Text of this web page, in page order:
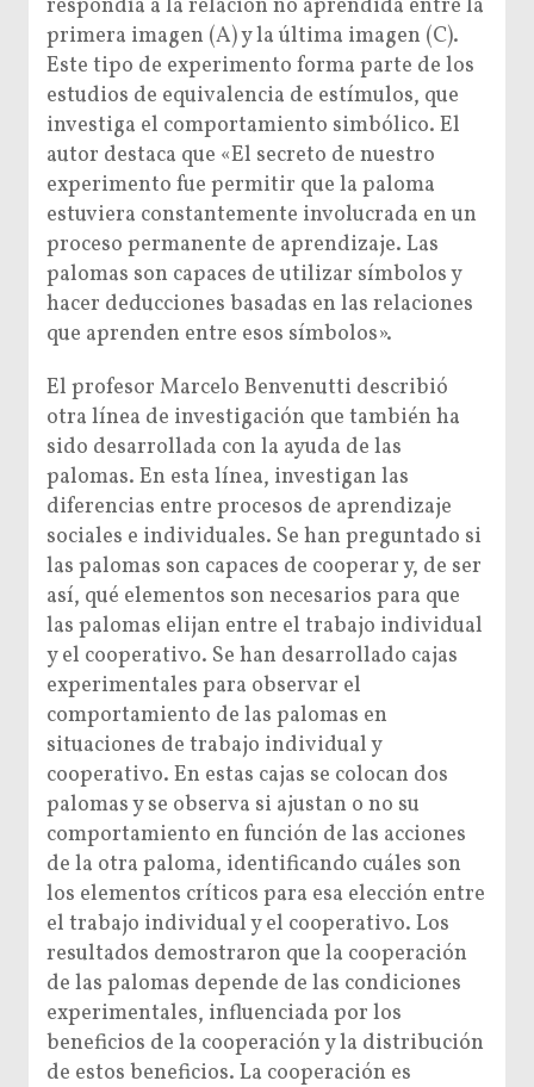
respondía a la relación no aprendida entre la
primera imagen (A) y la última imagen (C).
Este tipo de experimento forma parte de los
estudios de equivalencia de estímulos, que
investiga el comportamiento simbólico. El
autor destaca que «El secreto de nuestro
experimento fue permitir que la paloma
estuviera constantemente involucrada en un
proceso permanente de aprendizaje. Las
palomas son capaces de utilizar símbolos y
hacer deducciones basadas en las relaciones
que aprenden entre esos símbolos».
El profesor Marcelo Benvenutti describió
otra línea de investigación que también ha
sido desarrollada con la ayuda de las
palomas. En esta línea, investigan las
diferencias entre procesos de aprendizaje
sociales e individuales. Se han preguntado si
las palomas son capaces de cooperar y, de ser
así, qué elementos son necesarios para que
las palomas elijan entre el trabajo individual
y el cooperativo. Se han desarrollado cajas
experimentales para observar el
comportamiento de las palomas en
situaciones de trabajo individual y
cooperativo. En estas cajas se colocan dos
palomas y se observa si ajustan o no su
comportamiento en función de las acciones
de la otra paloma, identificando cuáles son
los elementos críticos para esa elección entre
el trabajo individual y el cooperativo. Los
resultados demostraron que la cooperación
de las palomas depende de las condiciones
experimentales, influenciada por los
beneficios de la cooperación y la distribución
de estos beneficios. La cooperación es